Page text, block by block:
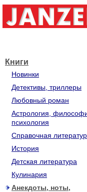
Книги
Новинки
Детективы, триллеры
Любовный роман
Астрология,
психология
Справочная
История
Детская литература
Кулинария
Анекдоты, ноты,